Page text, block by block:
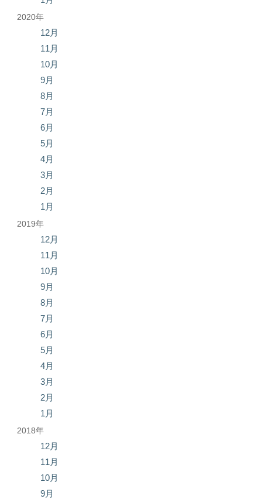
2020年
12月
11月
10月
9月
8月
7月
6月
5月
4月
3月
2月
1月
2019年
12月
11月
10月
9月
8月
7月
6月
5月
4月
3月
2月
1月
2018年
12月
11月
10月
9月